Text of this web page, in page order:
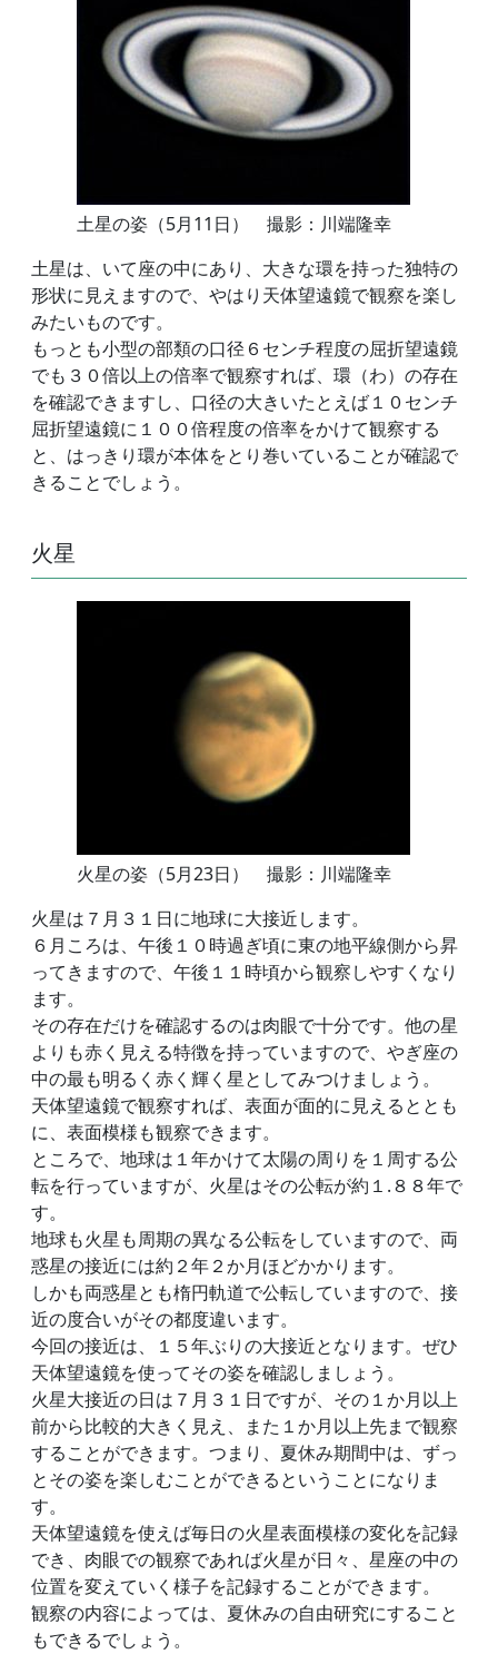
土星の姿（5月11日） 撮影：川端隆幸
土星は、いて座の中にあり、大きな環を持った独特の
形状に見えますので、やはり天体望遠鏡で観察を楽し
みたいものです。
もっとも小型の部類の口径６センチ程度の屈折望遠鏡
でも３０倍以上の倍率で観察すれば、環（わ）の存在
を確認できますし、口径の大きいたとえば１０センチ
屈折望遠鏡に１００倍程度の倍率をかけて観察する
と、はっきり環が本体をとり巻いていることが確認で
きることでしょう。
火星
火星の姿（5月23日） 撮影：川端隆幸
火星は７月３１日に地球に大接近します。
６月ころは、午後１０時過ぎ頃に東の地平線側から昇
ってきますので、午後１１時頃から観察しやすくなり
ます。
その存在だけを確認するのは肉眼で十分です。他の星
よりも赤く見える特徴を持っていますので、やぎ座の
中の最も明るく赤く輝く星としてみつけましょう。
天体望遠鏡で観察すれば、表面が面的に見えるととも
に、表面模様も観察できます。
ところで、地球は１年かけて太陽の周りを１周する公
転を行っていますが、火星はその公転が約１.８８年で
す。
地球も火星も周期の異なる公転をしていますので、両
惑星の接近には約２年２か月ほどかかります。
しかも両惑星とも楕円軌道で公転していますので、接
近の度合いがその都度違います。
今回の接近は、１５年ぶりの大接近となります。ぜひ
天体望遠鏡を使ってその姿を確認しましょう。
火星大接近の日は７月３１日ですが、その１か月以上
前から比較的大きく見え、また１か月以上先まで観察
することができます。つまり、夏休み期間中は、ずっ
とその姿を楽しむことができるということになりま
す。
天体望遠鏡を使えば毎日の火星表面模様の変化を記録
でき、肉眼での観察であれば火星が日々、星座の中の
位置を変えていく様子を記録することができます。
観察の内容によっては、夏休みの自由研究にすること
もできるでしょう。